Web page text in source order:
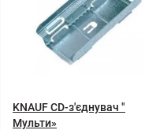
KNAUF CD-з'єднувач "
Мульти»